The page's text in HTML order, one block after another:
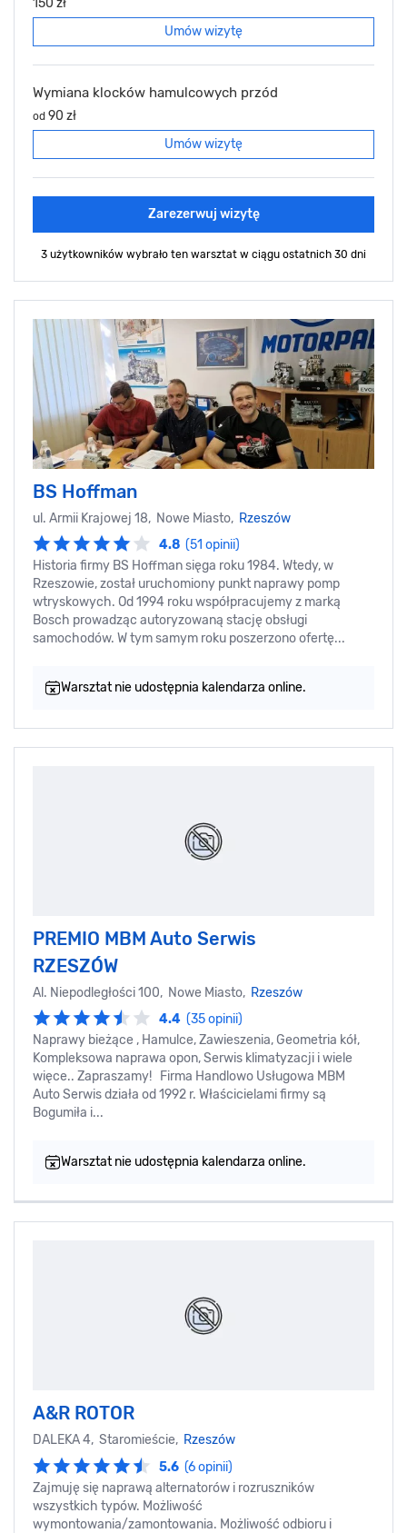
150 zł
Umów wizytę
Wymiana klocków hamulcowych przód
od 90 zł
Umów wizytę
Zarezerwuj wizytę
3 użytkowników wybrało ten warsztat w ciągu ostatnich 30 dni
BS Hoffman
ul. Armii Krajowej 18, Nowe Miasto, Rzeszów
4.8 (51 opinii)
Historia firmy BS Hoffman sięga roku 1984. Wtedy, w
Rzeszowie, został uruchomiony punkt naprawy pomp
wtryskowych. Od 1994 roku współpracujemy z marką
Bosch prowadząc autoryzowaną stację obsługi
samochodów. W tym samym roku poszerzono ofertę...
Warsztat nie udostępnia kalendarza online.
PREMIO MBM Auto Serwis
RZESZÓW
Al. Niepodległości 100, Nowe Miasto, Rzeszów
4.4 (35 opinii)
Naprawy bieżące , Hamulce, Zawieszenia, Geometria kół,
Kompleksowa naprawa opon, Serwis klimatyzacji i wiele
więce.. Zapraszamy! Firma Handlowo Usługowa MBM
Auto Serwis działa od 1992 r. Właścicielami firmy są
Bogumiła i...
Warsztat nie udostępnia kalendarza online.
A&R ROTOR
DALEKA 4, Staromieście, Rzeszów
5.6 (6 opinii)
Zajmuję się naprawą alternatorów i rozruszników
wszystkich typów. Możliwość
wymontowania/zamontowania. Możliwość odbioru i